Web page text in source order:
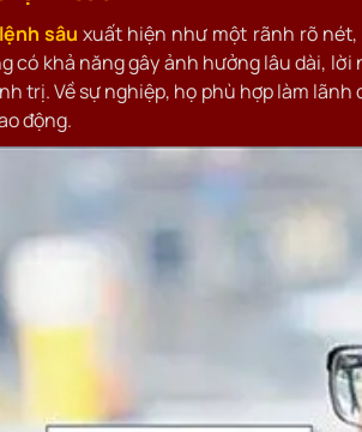
sâu xuất hiện như một rãnh rõ nét,
có khả năng gây ảnh hưởng lâu dài,
trị. Về sự nghiệp, họ phù hợp làm
động.